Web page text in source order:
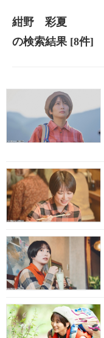
紺野 彩夏
の検索結果[8件]